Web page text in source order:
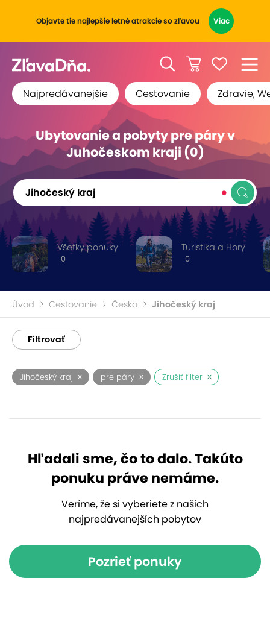
Objavte tie najlepšie letné atrakcie so zľavou Viac
Najpredávanejšie Cestovanie Zdravie,
Ubytovanie a pobyty pre páry v
Juhočeskom kraji (0)
Jihočeský kraj
0
Všetky ponuky
0
Turistika a Hory
Úvod Cestovanie Česko Jihočeský kraj
Filtrovať
Jihočeský kraj pre páry Zrušiť filter
Hľadali sme, čo to dalo. Takúto
ponuku práve nemáme.
Veríme, že si vyberiete z našich
najpredávanejších pobytov
Pozrieť ponuky